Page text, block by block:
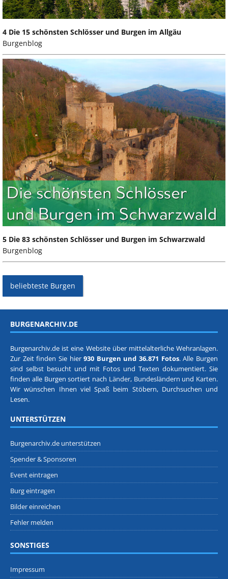
4 Die 15 schönsten Schlösser und Burgen im Allgäu
Burgenblog
5 Die 83 schönsten Schlösser und Burgen im Schwarzwald
Burgenblog
beliebteste Burgen
BURGENARCHIV.DE
Burgenarchiv.de ist eine Website über mittelalterliche Wehranlagen.
Zur Zeit finden Sie hier930 Burgen und 36.871 Fotos. Alle Burgen
sind selbst besucht und mit Fotos und Texten dokumentiert. Sie
finden alle Burgen sortiert nach Länder, Bundesländern und Karten.
Wir wünschen Ihnen viel Spaß beim Stöbern, Durchsuchen und
Lesen.
UNTERSTÜTZEN
Burgenarchiv.de unterstützen
Spender & Sponsoren
Event eintragen
Burg eintragen
Bilder einreichen
Fehler melden
SONSTIGES
Impressum